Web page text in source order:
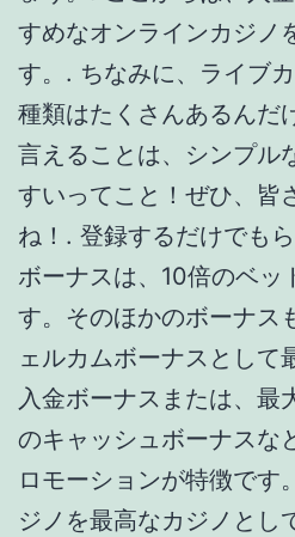
ェルカムボーナスとして
入金ボーナスまたは、最
のキャッシュボーナスな
ロモーションが特徴です
ジノを最高なカジノとし
ません。Casino Guruで
ンラインカジノを調べ回
選を行っています。. 現
ンペーン期間中にレオベ
て、「キャンペーンカー
獲得してください。. 大
ック、デザインも豊富で
のテイストでカジノゲー